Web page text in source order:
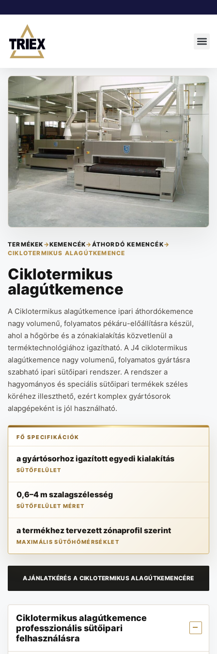
TERMÉKEK →KEMENCÉK→ ÁTHORDÓ KEMENCÉK→
CIKLOTERMIKUS ALAGÚTKEMENCE
Ciklotermikus
alagútkemence
A Ciklotermikus alagútkemence ipari áthordókemence
nagy volumenű, folyamatos pékáru-előállításra készül,
ahol a hőgörbe és a zónakialakítás közvetlenül a
terméktechnológiához igazítható. A J4 ciklotermikus
alagútkemence nagy volumenű, folyamatos gyártásra
szabható ipari sütőipari rendszer. A rendszer a
hagyományos és speciális sütőipari termékek széles
köréhez illeszthető, ezért komplex gyártósorok
alapgépeként is jól használható.
FŐ SPECIFIKÁCIÓK
a gyártósorhoz igazított egyedi kialakítás
SÜTŐFELÜLET
0,6–4 m szalagszélesség
SÜTŐFELÜLET MÉRET
a termékhez tervezett zónaprofil szerint
MAXIMÁLIS SÜTŐHŐMÉRSÉKLET
AJÁNLATKÉRÉS A CIKLOTERMIKUS ALAGÚTKEMENCÉRE
Ciklotermikus alagútkemence
professzionális sütőipari
felhasználásra